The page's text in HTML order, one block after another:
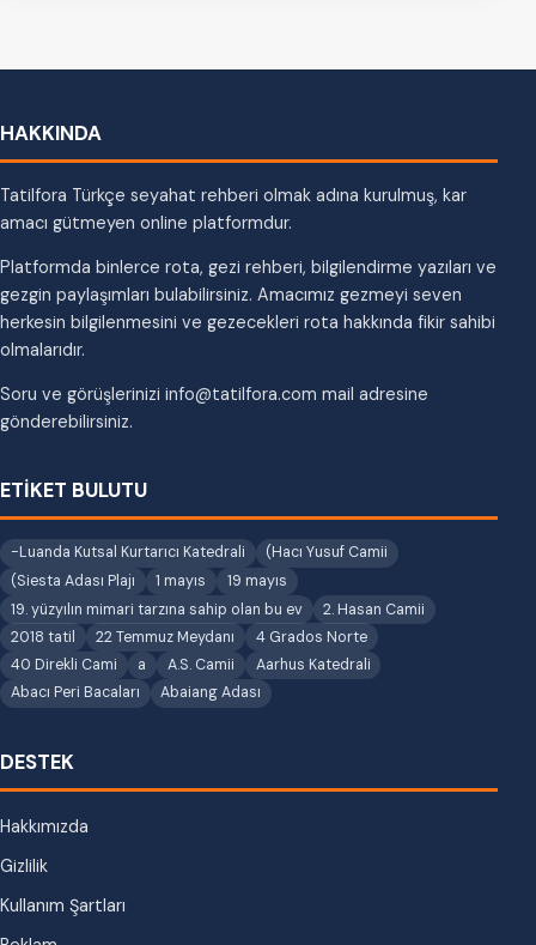
HAKKINDA
Tatilfora Türkçe seyahat rehberi olmak adına kurulmuş, kar
amacı gütmeyen online platformdur.
Platformda binlerce rota, gezi rehberi, bilgilendirme yazıları ve
gezgin paylaşımları bulabilirsiniz. Amacımız gezmeyi seven
herkesin bilgilenmesini ve gezecekleri rota hakkında fikir sahibi
olmalarıdır.
Soru ve görüşlerinizi info@tatilfora.com mail adresine
gönderebilirsiniz.
ETİKET BULUTU
-Luanda Kutsal Kurtarıcı Katedrali
(Hacı Yusuf Camii
(Siesta Adası Plajı
1 mayıs
19 mayıs
19. yüzyılın mimari tarzına sahip olan bu ev
2. Hasan Camii
2018 tatil
22 Temmuz Meydanı
4 Grados Norte
40 Direkli Cami
a A.S. Camii
Aarhus Katedrali
Abacı Peri Bacaları
Abaiang Adası
DESTEK
Hakkımızda
Gizlilik
Kullanım Şartları